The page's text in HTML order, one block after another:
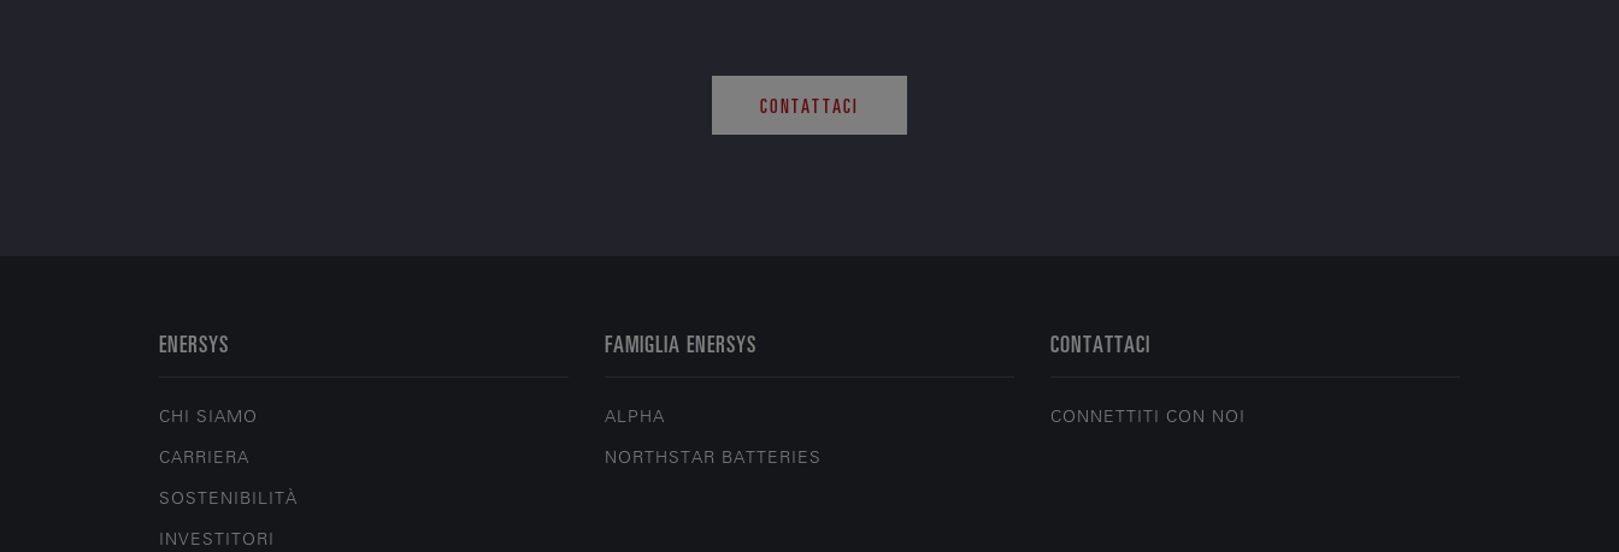
CONTATTACI
ENERSYS
CHI SIAMO
CARRIERA
SOSTENIBILITÀ
INVESTITORI
FAMIGLIA ENERSYS
ALPHA
NORTHSTAR BATTERIES
CONTATTACI
CONNETTITI CON NOI